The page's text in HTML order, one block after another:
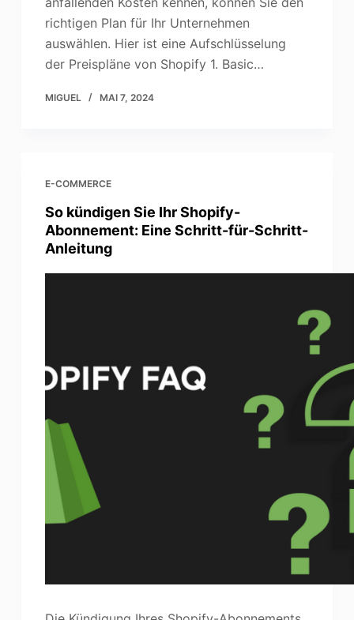
richtigen Plan für Ihr Unternehmen
auswählen. Hier ist eine Aufschlüsselung
der Preispläne von Shopify 1. Basic…
MIGUEL MAI 7, 2024
E-COMMERCE
So kündigen Sie Ihr Shopify-
Abonnement: Eine Schritt-für-Schritt-
Anleitung